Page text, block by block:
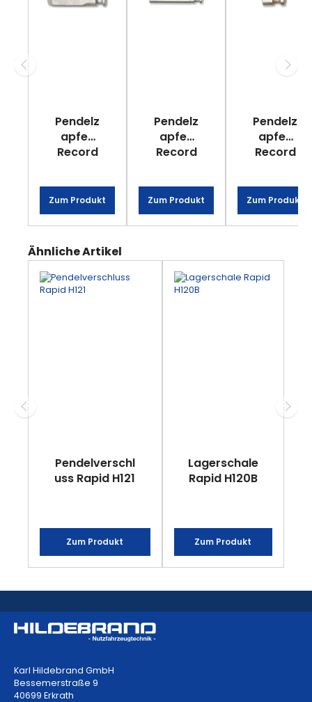
Pendelz
apfen
Record
gerade
Zum Produkt
Pendelz
apfen
Record
roh
Zum Produkt
Pendelz
apfen
Record
kurz
Zum Produkt
Produktgalerie überspringen
Ähnliche Artikel
Pendelverschl
uss Rapid H121
Zum Produkt
Lagerschale
Rapid H120B
Zum Produkt
Karl Hildebrand GmbH
Bessemerstraße 9
40699 Erkrath